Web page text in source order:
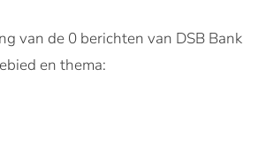
van de 0 berichten van DSB Bank
en thema: